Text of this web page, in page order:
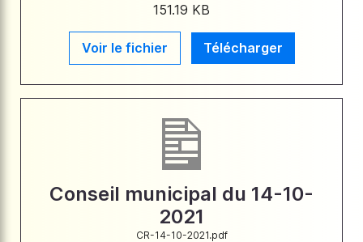
151.19 KB
Voir le fichier Télécharger
Conseil municipal du 14-10-
2021
CR-14-10-2021.pdf